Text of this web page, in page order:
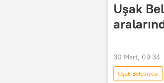
Uşak
30 Mart, 09:34
Uşak Belediyesi